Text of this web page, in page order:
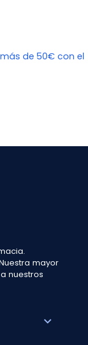
de 50€ con el
mayor
nuestros
expand_more